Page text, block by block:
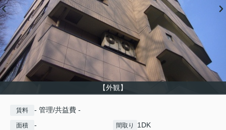
【外観】
賃料 - 管理/共益費 -
面積 - 間取り 1DK